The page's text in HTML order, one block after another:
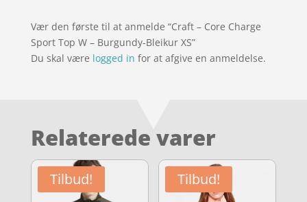
Vær den første til at anmelde “Craft – Core Charge
Sport Top W – Burgundy-Bleikur XS”
Du skal være logged in for at afgive en anmeldelse.
Relaterede varer
Tilbud! Tilbud!